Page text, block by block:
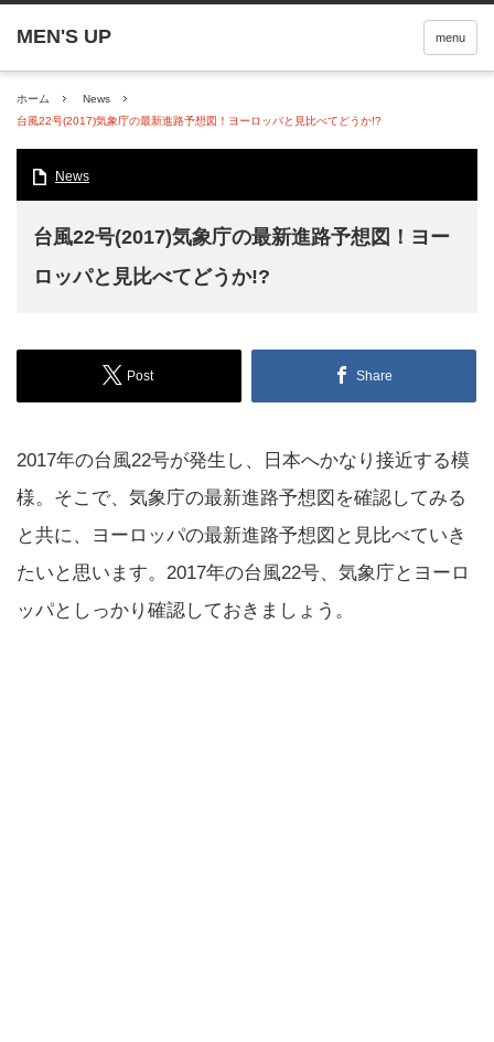
menu
ホーム
News
台風22号(2017)気象庁の最新進路予想図！ヨーロッパと見比べてどうか!?
News
台風22号(2017)気象庁の最新進路予想図！ヨー
ロッパと見比べてどうか!?
Post Share
2017年の台風22号が発生し、日本へかなり接近する模
様。そこで、気象庁の最新進路予想図を確認してみる
と共に、ヨーロッパの最新進路予想図と見比べていき
たいと思います。2017年の台風22号、気象庁とヨーロ
ッパとしっかり確認しておきましょう。